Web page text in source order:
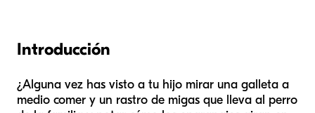
Introducción
¿Alguna vez has visto a tu hijo mirar una galleta a
medio comer y un rastro de migas que lleva al perro